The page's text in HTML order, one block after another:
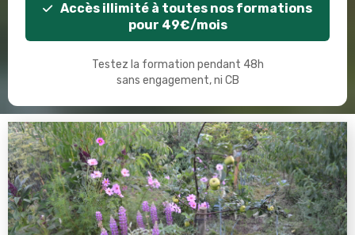
Accès illimité à toutes nos formations
pour 49€/mois
Testez la formation pendant 48h
sans engagement, ni CB